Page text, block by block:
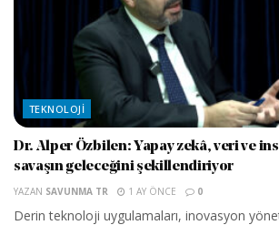
TEKNOLOJI
Dr. Alper Özbilen: Yapay zekâ, veri ve
savaşın geleceğini şekillendiriyor
YAZAN SAVUNMA TR 1 AY ÖNCE 0
Derin teknoloji uygulamaları, inovasyon